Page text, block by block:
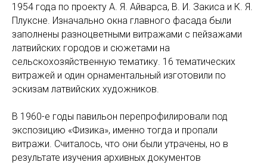
1954 года по проекту А. Я. Айварса, В. И. Закиса и К. Я.
Плуксне. Изначально окна главного фасада были
заполнены разноцветными витражами с пейзажами
латвийских городов и сюжетами на
сельскохозяйственную тематику. 16 тематических
витражей и один орнаментальный изготовили по
эскизам латвийских художников.
В 1960-е годы павильон перепрофилировали под
экспозицию «Физика», именно тогда и пропали
витражи. Считалось, что они были утрачены, но в
результате изучения архивных документов